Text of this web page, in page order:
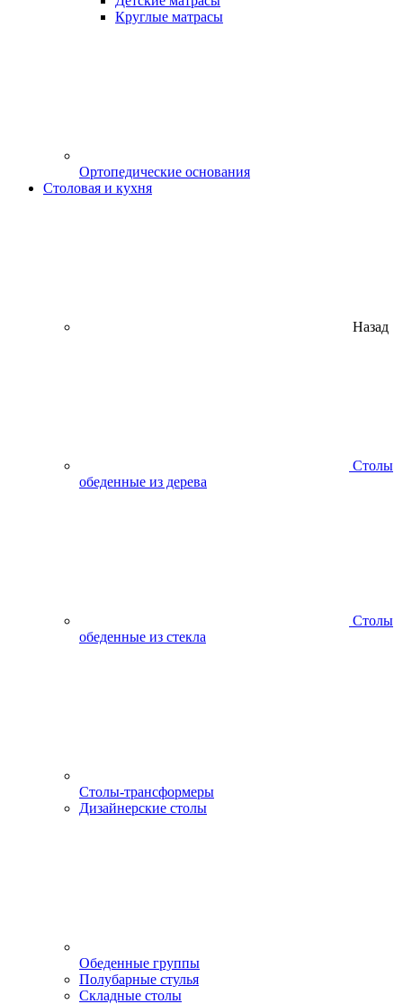
Круглые матрасы
Ортопедические основания
Столовая и кухня
Назад
Столы
обеденные из дерева
Столы
обеденные из стекла
Столы-трансформеры
Дизайнерские столы
Обеденные группы
Полубарные стулья
Складные столы